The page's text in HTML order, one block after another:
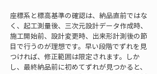
座標系と標高基準の確認は、納品直前ではな
く、起工測量後、三次元設計データ作成時、
施工開始前、設計変更時、出来形計測後の節
目で行うのが理想です。早い段階でずれを見
つければ、修正範囲は限定されます。しか
し、最終納品前に初めてずれが見つかると、